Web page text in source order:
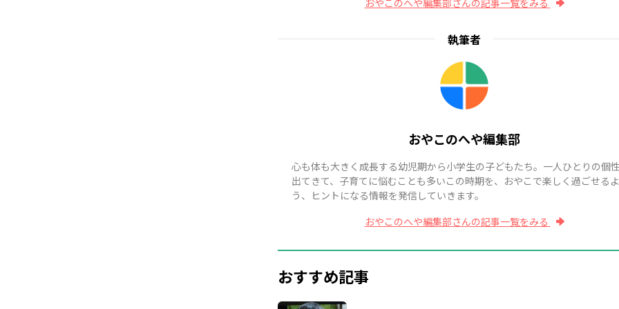
おやこのへや編集部さんの記事一覧をみる
執筆者
おやこのへや編集部
心も体も大きく成長する幼児期から小学生の子どもたち。一人ひとりの個
出てきて、子育てに悩むことも多いこの時期を、おやこで楽しく過ごせるよ
う、ヒントになる情報を発信していきます。
おやこのへや編集部さんの記事一覧をみる
おすすめ記事